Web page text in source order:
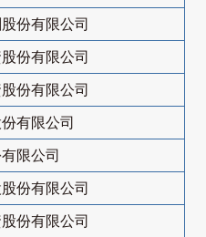
份有限公司
份有限公司
份有限公司
有限公司
限公司
份有限公司
份有限公司